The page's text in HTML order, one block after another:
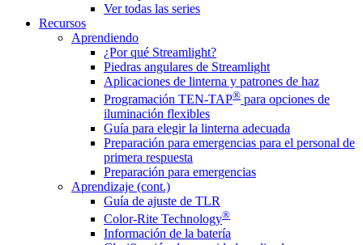
Ver todas las series
Recursos
Aprendiendo
¿Por qué Streamlight?
Piedras angulares de Streamlight
Aplicaciones de linterna y patrones de haz
Programación TEN-TAP® para opciones de
iluminación flexibles
Guía para elegir la linterna adecuada
Preparación para emergencias para el personal de
primera respuesta
Preparación para emergencias
Aprendizaje (cont.)
Guía de ajuste de TLR
Color-Rite Technology®
Información de la batería